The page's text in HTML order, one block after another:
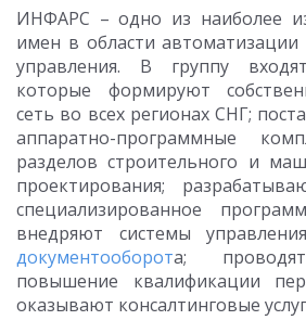
ИНФАРС – одно из наиболее
имен в области
управления. В группу
которые формируют
сеть во всех регионах СНГ;
аппаратно-программные
разделов строительного и
проектирования;
специализированное
внедряют системы
документооборота;
повышение квалификации
оказывают консалтинговые